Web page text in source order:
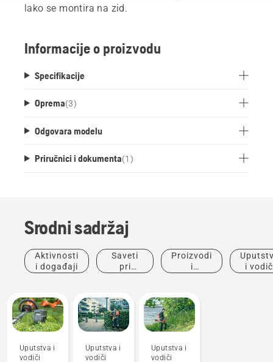
lako se montira na zid.
Informacije o proizvodu
Specifikacije
Oprema(3)
Odgovara modelu
Priručnici i dokumenta(1 )
Srodni sadržaj
Aktivnosti
i događaji
Saveti
pri
Proizvodi
i
i
Uputstva i
vodiči
Uputstva i
vodiči
Uputstva i
vodiči